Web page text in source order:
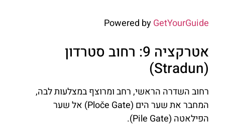
Powered byGetYourGuide
אטרקציה 9: רחוב סטרדון
(Stradun)
רחוב השדרה הראשי, רחב ומרוצף במצלעות לבה,
המחבר את שער הים (Ploče Gate) אל שער
הפילאטה (Pile Gate).